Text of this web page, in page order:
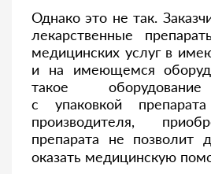
Однако это не так.
лекарственные
медицинских услуг в
и на имеющемся
такое
с упаковкой препарата
производителя,
препарата не позволит
оказать медицинскую